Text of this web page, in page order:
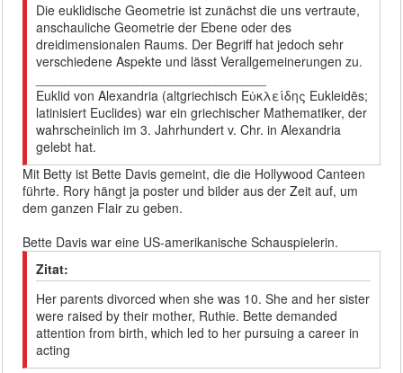
Die euklidische Geometrie ist zunächst die uns vertraute,
anschauliche Geometrie der Ebene oder des
dreidimensionalen Raums. Der Begriff hat jedoch sehr
verschiedene Aspekte und lässt Verallgemeinerungen zu.
Euklid von Alexandria (altgriechisch Εὐκλείδης Eukleidēs;
latinisiert Euclides) war ein griechischer Mathematiker, der
wahrscheinlich im 3. Jahrhundert v. Chr. in Alexandria
gelebt hat.
Mit Betty ist Bette Davis gemeint, die die Hollywood Canteen
führte. Rory hängt ja poster und bilder aus der Zeit auf, um
dem ganzen Flair zu geben.
Bette Davis war eine US-amerikanische Schauspielerin.
Zitat:
Her parents divorced when she was 10. She and her sister
were raised by their mother, Ruthie. Bette demanded
attention from birth, which led to her pursuing a career in
acting